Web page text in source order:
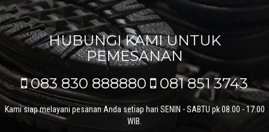
HUBUNGI KAMI UNTUK
PEMESANAN
083 830 888880 081 851 3743
Kami siap melayani pesanan Anda setiap hari SENIN - SABTU pk 08.00 - 17.00
WIB.